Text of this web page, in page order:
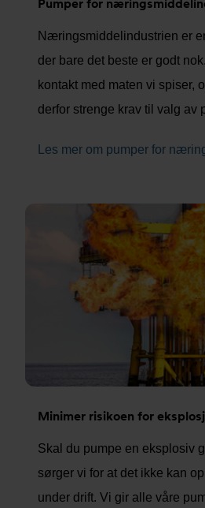
Pumper for
Næringsmiddelindustrien er
der bare det beste er godt
kontakt med maten vi spiser,
derfor strenge krav til valg av
Les mer om pumper for
Minimer risikoen for
Skal du pumpe en eksplosiv
sørger vi for at det ikke kan
under drift. Vi gir alle våre